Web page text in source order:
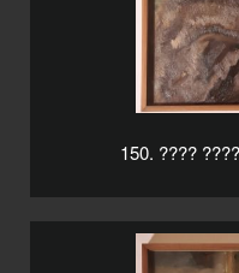
150. ????